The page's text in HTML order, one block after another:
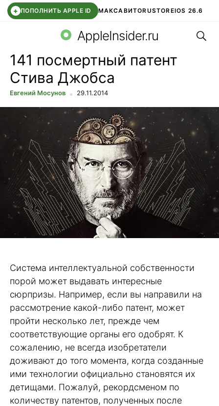
+ ПОПОЛНИТЬ APPLE ID МАКСАВИТОRUSTOREIOS 26.6
СБЕР КИДС ВТБ ОНЛАЙН ЧАТ В ROBLOX
AppleInsider.ru
141 посмертный патент
Стива Джобса
Евгений Мосунов 29.11.2014
Система интеллектуальной собственности
порой может выдавать интересные
сюрпризы. Например, если вы направили на
рассмотрение какой-либо патент, может
пройти несколько лет, прежде чем
соответствующие органы его одобрят. К
сожалению, не всегда изобретатели
доживают до того момента, когда созданные
ими технологии официально становятся их
детищами. Пожалуй, рекордсменом по
количеству патентов, полученных после